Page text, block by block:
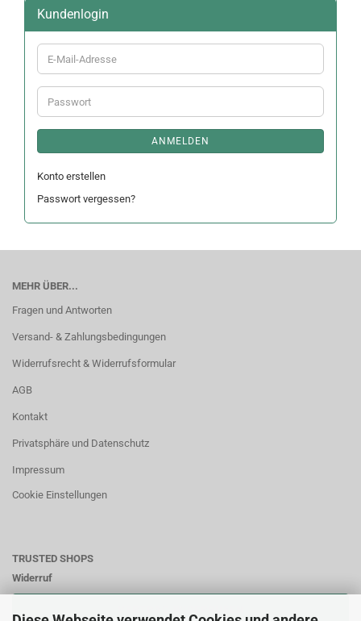
Kundenlogin
E-
Mail-
Adresse
Passwort
ANMELDEN
Konto erstellen
Passwort vergessen?
MEHR ÜBER...
Fragen und Antworten
Versand- & Zahlungsbedingungen
Widerrufsrecht & Widerrufsformular
AGB
Kontakt
Privatsphäre und Datenschutz
Impressum
Cookie Einstellungen
TRUSTED SHOPS
Widerruf